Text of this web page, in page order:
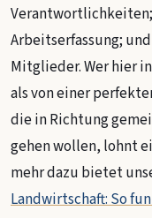
Arbeitserfassung;
Mitglieder. Wer hier
als von einer
die in Richtung
gehen wollen, lohnt
mehr dazu bietet
Landwirtschaft: So